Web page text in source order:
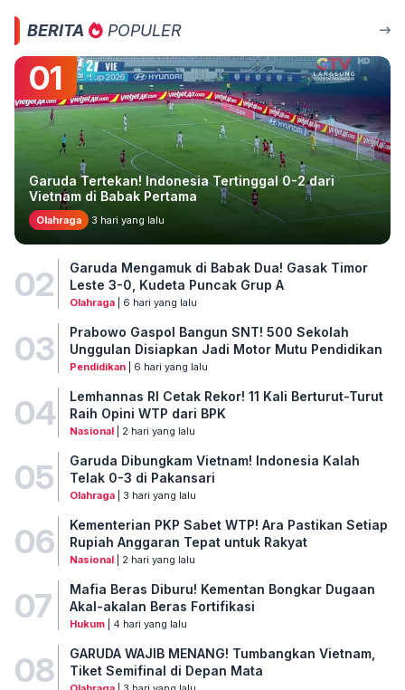
BERITA POPULER
01
Garuda Tertekan! Indonesia Tertinggal 0-2 dari
Vietnam di Babak Pertama
Olahraga 3 hari yang lalu
02
Garuda Mengamuk di Babak Dua! Gasak Timor
Leste 3-0, Kudeta Puncak Grup A
Olahraga| 6 hari yang lalu
03
Prabowo Gaspol Bangun SNT! 500 Sekolah
Unggulan Disiapkan Jadi Motor Mutu Pendidikan
Pendidikan| 6 hari yang lalu
04
Lemhannas RI Cetak Rekor! 11 Kali Berturut-Turut
Raih Opini WTP dari BPK
Nasional| 2 hari yang lalu
05
Garuda Dibungkam Vietnam! Indonesia Kalah
Telak 0-3 di Pakansari
Olahraga| 3 hari yang lalu
06
Kementerian PKP Sabet WTP! Ara Pastikan Setiap
Rupiah Anggaran Tepat untuk Rakyat
Nasional| 2 hari yang lalu
07
Mafia Beras Diburu! Kementan Bongkar Dugaan
Akal-akalan Beras Fortifikasi
Hukum| 4 hari yang lalu
08
GARUDA WAJIB MENANG! Tumbangkan Vietnam,
Tiket Semifinal di Depan Mata